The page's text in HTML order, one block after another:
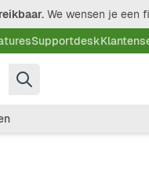
We wensen je een
Supportdesk